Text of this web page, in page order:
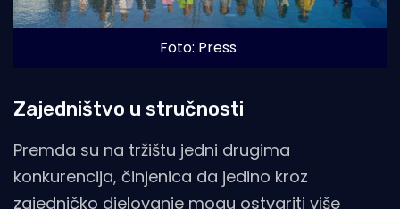
Foto: Press
Zajedništvo u stručnosti
Premda su na tržištu jedni drugima
konkurencija, činjenica da jedino kroz
zajedničko djelovanje mogu ostvariti više